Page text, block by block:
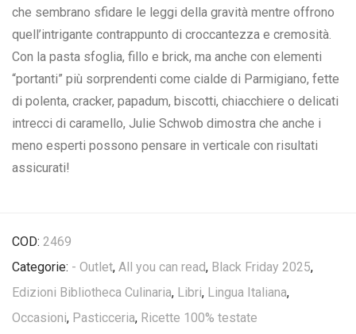
che sembrano sfidare le leggi della gravità mentre offrono
quell’intrigante contrappunto di croccantezza e cremosità.
Con la pasta sfoglia, fillo e brick, ma anche con elementi
“portanti” più sorprendenti come cialde di Parmigiano, fette
di polenta, cracker, papadum, biscotti, chiacchiere o delicati
intrecci di caramello, Julie Schwob dimostra che anche i
meno esperti possono pensare in verticale con risultati
assicurati!
COD: 2469
Categorie: - Outlet, All you can read, Black Friday 2025,
Edizioni Bibliotheca Culinaria, Libri, Lingua Italiana,
Occasioni, Pasticceria, Ricette 100% testate